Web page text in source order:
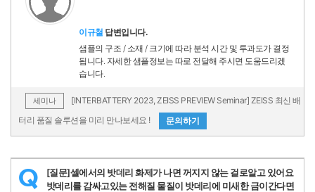
이규철 답변입니다.
샘플의 구조 / 소재 / 크기에 따라 분석 시간 및 투과도가 결정
됩니다. 자세한 샘플정보는 따로 전달해 주시면 도움드리겠
습니다.
세미나
[INTERBATTERY 2023, ZEISS PREVIEW Seminar] ZEISS 최신 배
터리 품질 솔루션을 미리 만나보세요 !
문의하기
Q
[질문]셀에서의 밧데리 화제가 나면 꺼지지 않는 걸로알고 있어요
밧데리를 감싸고있는 전해질 물질이 밧데리에 미새한 금이간다면